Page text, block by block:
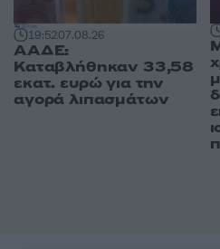
19:5207.08.26
ΑΑΔΕ:
Καταβλήθηκαν 33,58
εκατ. ευρώ για την
αγορά λιπασμάτων